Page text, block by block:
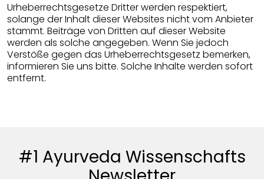
Urheberrechtsgesetze Dritter werden respektiert,
solange der Inhalt dieser Websites nicht vom Anbieter
stammt. Beiträge von Dritten auf dieser Website
werden als solche angegeben. Wenn Sie jedoch
Verstöße gegen das Urheberrechtsgesetz bemerken,
informieren Sie uns bitte. Solche Inhalte werden sofort
entfernt.
#1 Ayurveda Wissenschafts